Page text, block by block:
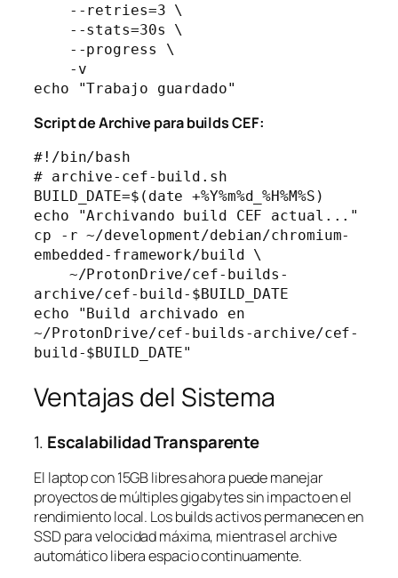
Script de Archive para builds CEF:
#!/bin/bash
# archive-cef-build.sh
BUILD_DATE=$(date +%Y%m%d_%H%M%S)
echo "Archivando build CEF actual..."
cp -r ~/development/debian/chromium-
embedded-framework/build \
archive/cef-build-$BUILD_DATE
echo "Build archivado en
~/ProtonDrive/cef-builds-archive/cef-
Ventajas del Sistema
1. Escalabilidad Transparente
El laptop con 15GB libres ahora puede manejar
proyectos de múltiples gigabytes sin impacto en el
rendimiento local. Los builds activos permanecen en
SSD para velocidad máxima, mientras el archive
automático libera espacio continuamente.